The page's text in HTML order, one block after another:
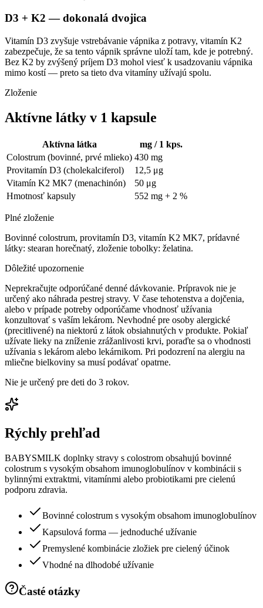
D3 + K2 — dokonalá dvojica
Vitamín D3 zvyšuje vstrebávanie vápnika z potravy, vitamín K2
zabezpečuje, že sa tento vápnik správne uloží tam, kde je potrebný.
Bez K2 by zvýšený príjem D3 mohol viesť k usadzovaniu vápnika
mimo kostí — preto sa tieto dva vitamíny užívajú spolu.
Zloženie
Aktívne látky v 1 kapsule
Aktívna látka
mg / 1 kps.
Colostrum (bovinné, prvé mlieko) 430 mg
Provitamín D3 (cholekalciferol)
12,5 μg
Vitamín K2 MK7 (menachinón)
50 μg
Hmotnosť kapsuly
552 mg + 2 %
Plné zloženie
Bovinné colostrum, provitamín D3, vitamín K2 MK7, prídavné
látky: stearan horečnatý, zloženie tobolky: želatina.
Dôležité upozornenie
Neprekračujte odporúčané denné dávkovanie. Prípravok nie je
určený ako náhrada pestrej stravy. V čase tehotenstva a dojčenia,
alebo v prípade potreby odporúčame vhodnosť užívania
konzultovať s vaším lekárom. Nevhodné pre osoby alergické
(precitlivené) na niektorú z látok obsiahnutých v produkte. Pokiaľ
užívate lieky na zníženie zrážanlivosti krvi, poraďte sa o vhodnosti
užívania s lekárom alebo lekárnikom. Pri podozrení na alergiu na
mliečne bielkoviny sa musí podávať opatrne.
Nie je určený pre deti do 3 rokov.
Rýchly prehľad
BABYSMILK doplnky stravy s colostrom obsahujú bovinné
colostrum s vysokým obsahom imunoglobulínov v kombinácii s
bylinnými extraktmi, vitamínmi alebo probiotikami pre cielenú
podporu zdravia.
Bovinné colostrum s vysokým obsahom imunoglobulínov
Kapsulová forma — jednoduché užívanie
Premyslené kombinácie zložiek pre cielený účinok
Vhodné na dlhodobé užívanie
Časté otázky